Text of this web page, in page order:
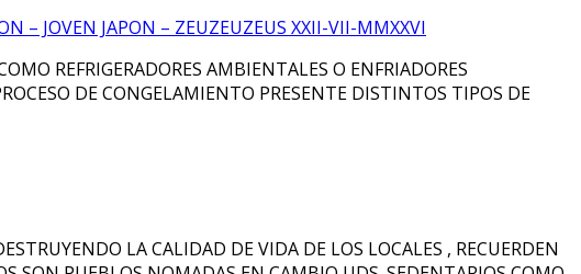
– JOVEN JAPON – ZEUZEUZEUS XXII-VII-MMXXVI
REFRIGERADORES AMBIENTALES O ENFRIADORES
DE CONGELAMIENTO PRESENTE DISTINTOS TIPOS DE
LA CALIDAD DE VIDA DE LOS LOCALES , RECUERDEN